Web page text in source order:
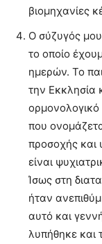
βιομηχανίες
Ο σύζυγός
το οποίο
ημερών. Το
την Εκκλησία
ορμονολογικό
που
προσοχής και
είναι
Ίσως στη
ήταν
αυτό και
λυπήθηκε και